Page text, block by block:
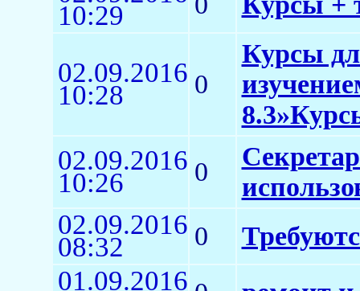
10:29
02.09.2016
10:28 0
Курсы
02.09.2016
10:26 0
02.09.2016
08:32 0
01.09.2016